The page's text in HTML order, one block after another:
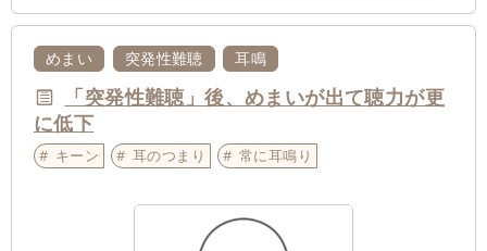
めまい 突発性難聴 耳鳴
「突発性難聴」後、めまいが出て聴力が更
に低下
キーン 耳のつまり 常に耳鳴り